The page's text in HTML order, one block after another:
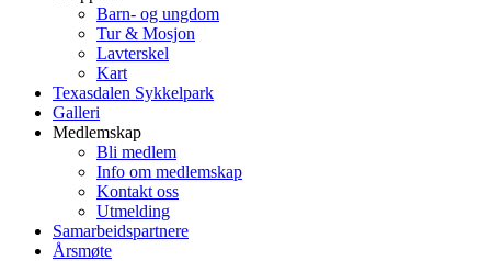
Barn- og ungdom
Tur & Mosjon
Lavterskel
Kart
Texasdalen Sykkelpark
Galleri
Medlemskap
Bli medlem
Info om medlemskap
Kontakt oss
Utmelding
Samarbeidspartnere
Årsmøte